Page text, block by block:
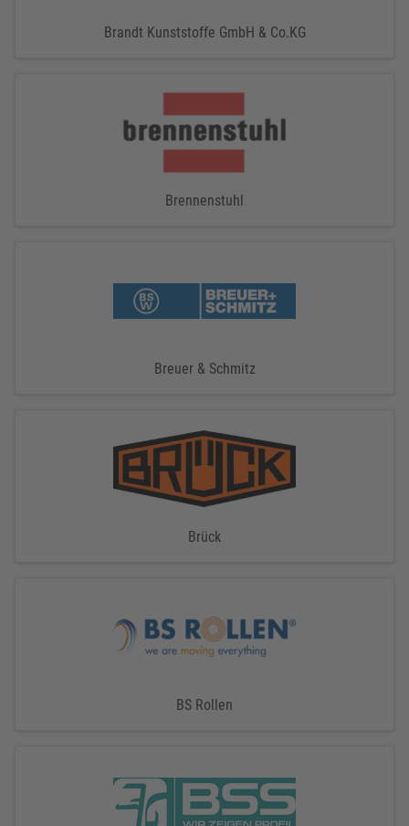
Brandt Kunststoffe GmbH & Co.KG
Brennenstuhl
Breuer & Schmitz
Brück
BS Rollen